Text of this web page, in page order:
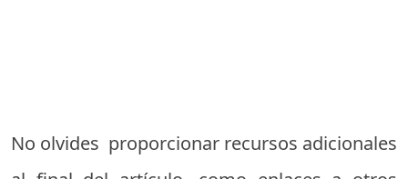
No olvides proporcionar recursos adicionales